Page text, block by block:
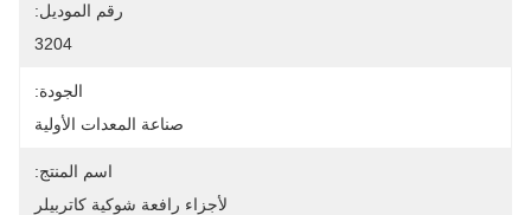
رقم الموديل:
3204
الجودة:
صناعة المعدات الأولية
اسم المنتج:
لأجزاء رافعة شوكية كاتربيلر